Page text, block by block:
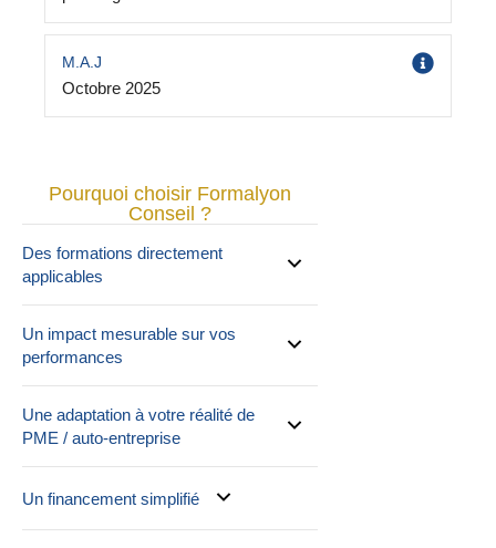
M.A.J
Octobre 2025
Pourquoi choisir Formalyon
Conseil ?
Des formations directement
applicables
Un impact mesurable sur vos
performances
Une adaptation à votre réalité de
PME / auto-entreprise
Un financement simplifié